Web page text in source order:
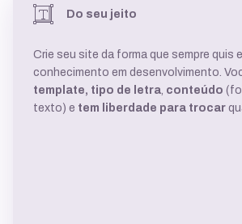
Do seu jeito
Crie seu site da forma que sempre quis
conhecimento em desenvolvimento.
template, tipo de letra, conteúdo
texto) e tem liberdade para trocar